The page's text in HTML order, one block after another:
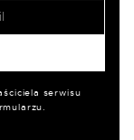
serwisu